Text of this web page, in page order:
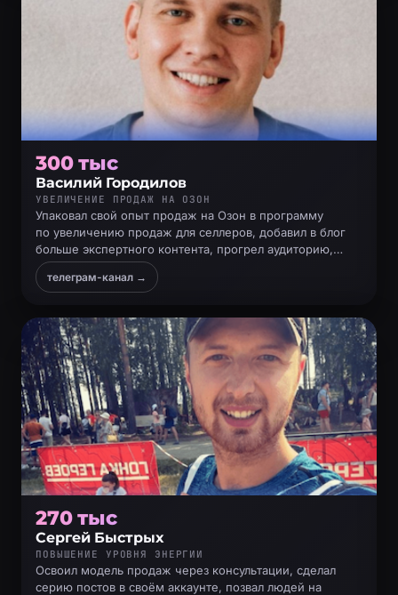
300 тыс
Василий Городилов
УВЕЛИЧЕНИЕ ПРОДАЖ НА ОЗОН
Упаковал свой опыт продаж на Озон в программу
по увеличению продаж для селлеров, добавил в блог
больше экспертного контента, прогрел аудиторию,
сделал запуск и собрал первый поток
телеграм-канал →
270 тыс
Сергей Быстрых
ПОВЫШЕНИЕ УРОВНЯ ЭНЕРГИИ
Освоил модель продаж через консультации, сделал
серию постов в своём аккаунте, позвал людей на